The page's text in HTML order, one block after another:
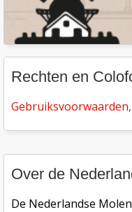
Rechten en
Over de
De Nederlandse